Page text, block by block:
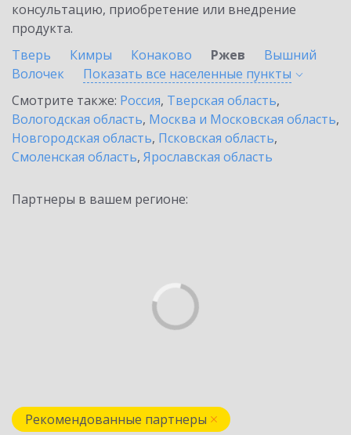
консультацию, приобретение или внедрение
продукта.
Тверь
Кимры Конаково Ржев
Вышний
Волочек
Показать все населенные пункты
Смотрите также: Россия, Тверская область,
Вологодская область, Москва и Московская область,
Новгородская область, Псковская область,
Смоленская область, Ярославская область
Партнеры в вашем регионе:
Рекомендованные партнеры